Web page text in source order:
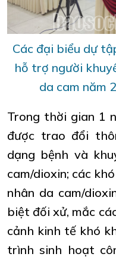
Các đại biểu dự
hỗ trợ người
da cam năm
Trong thời gian 1
được trao đổi
dạng bệnh và
cam/dioxin; các
nhân da cam/
biệt đối xử, mắc
cảnh kinh tế khó
trình sinh hoạt